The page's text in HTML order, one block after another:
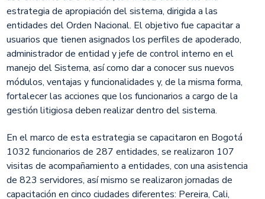
estrategia de apropiación del sistema, dirigida a las
entidades del Orden Nacional. El objetivo fue capacitar a
usuarios que tienen asignados los perfiles de apoderado,
administrador de entidad y jefe de control interno en el
manejo del Sistema, así como dar a conocer sus nuevos
módulos, ventajas y funcionalidades y, de la misma forma,
fortalecer las acciones que los funcionarios a cargo de la
gestión litigiosa deben realizar dentro del sistema.
En el marco de esta estrategia se capacitaron en Bogotá
1032 funcionarios de 287 entidades, se realizaron 107
visitas de acompañamiento a entidades, con una asistencia
de 823 servidores, así mismo se realizaron jornadas de
capacitación en cinco ciudades diferentes: Pereira, Cali,